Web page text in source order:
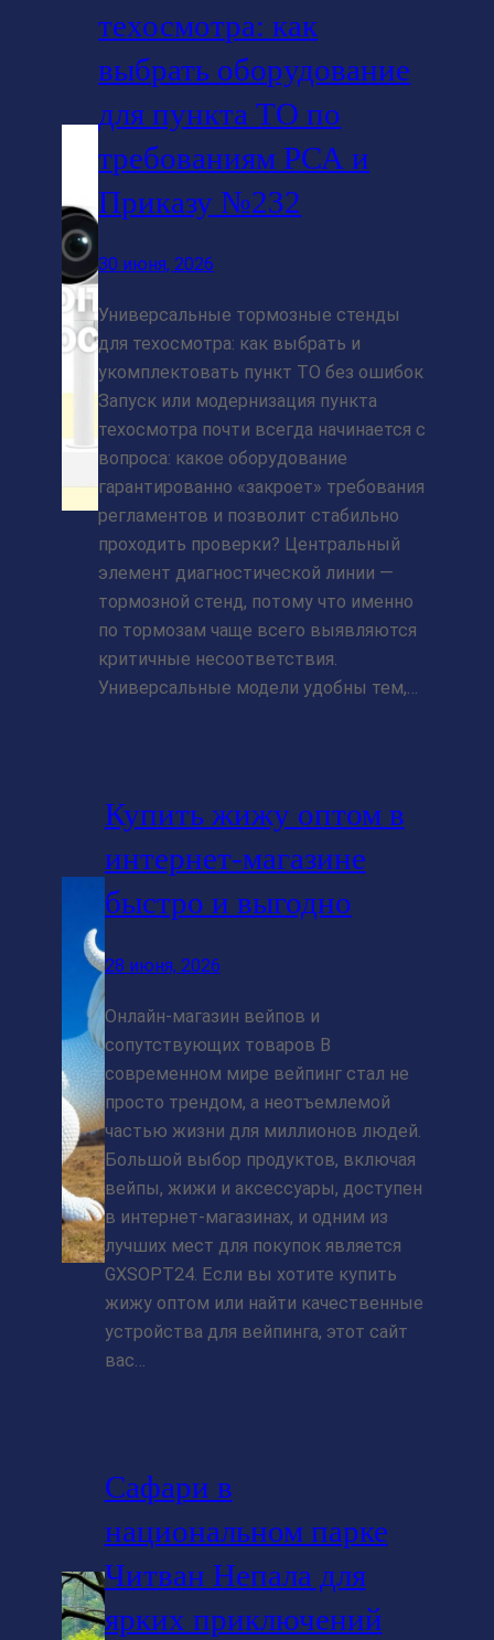
техосмотра: как
выбрать оборудование
для пункта ТО по
требованиям РСА и
Приказу №232
30 июня, 2026
Универсальные тормозные стенды
для техосмотра: как выбрать и
укомплектовать пункт ТО без ошибок
Запуск или модернизация пункта
техосмотра почти всегда начинается с
вопроса: какое оборудование
гарантированно «закроет» требования
регламентов и позволит стабильно
проходить проверки? Центральный
элемент диагностической линии —
тормозной стенд, потому что именно
по тормозам чаще всего выявляются
критичные несоответствия.
Универсальные модели удобны тем,…
Купить жижу оптом в
интернет-магазине
быстро и выгодно
28 июня, 2026
Онлайн-магазин вейпов и
сопутствующих товаров В
современном мире вейпинг стал не
просто трендом, а неотъемлемой
частью жизни для миллионов людей.
Большой выбор продуктов, включая
вейпы, жижи и аксессуары, доступен
в интернет-магазинах, и одним из
лучших мест для покупок является
GXSOPT24. Если вы хотите купить
жижу оптом или найти качественные
устройства для вейпинга, этот сайт
вас…
Сафари в
национальном парке
Читван Непала для
ярких приключений